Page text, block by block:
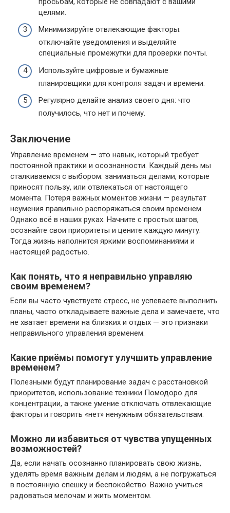
целями.
Минимизируйте отвлекающие факторы:
отключайте уведомления и выделяйте
специальные промежутки для проверки почты.
Используйте цифровые и бумажные
планировщики для контроля задач и времени.
Регулярно делайте анализ своего дня: что
получилось, что нет и почему.
Заключение
Управление временем — это навык, который требует
постоянной практики и осознанности. Каждый день мы
сталкиваемся с выбором: заниматься делами, которые
приносят пользу, или отвлекаться от настоящего
момента. Потеря важных моментов жизни — результат
неумения правильно распоряжаться своим временем.
Однако всё в наших руках. Начните с простых шагов,
осознайте свои приоритеты и цените каждую минуту.
Тогда жизнь наполнится яркими воспоминаниями и
настоящей радостью.
Как понять, что я неправильно управляю
своим временем?
Если вы часто чувствуете стресс, не успеваете выполнить
планы, часто откладываете важные дела и замечаете, что
не хватает времени на близких и отдых — это признаки
неправильного управления временем.
Какие приёмы помогут улучшить управление
временем?
Полезными будут планирование задач с расстановкой
приоритетов, использование техники Помодоро для
концентрации, а также умение отключать отвлекающие
факторы и говорить «нет» ненужным обязательствам.
Можно ли избавиться от чувства упущенных
возможностей?
Да, если начать осознанно планировать свою жизнь,
уделять время важным делам и людям, а не погружаться
в постоянную спешку и беспокойство. Важно учиться
радоваться мелочам и жить моментом.